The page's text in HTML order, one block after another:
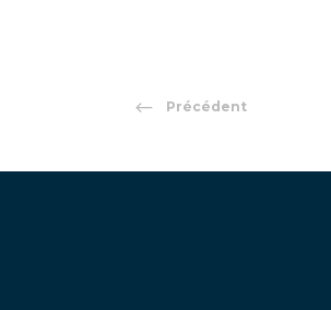
Précédent